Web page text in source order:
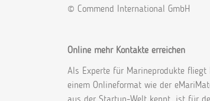
© Commend International GmbH
Online mehr Kontakte erreichen
Als Experte für Marineprodukte
einem Onlineformat wie der